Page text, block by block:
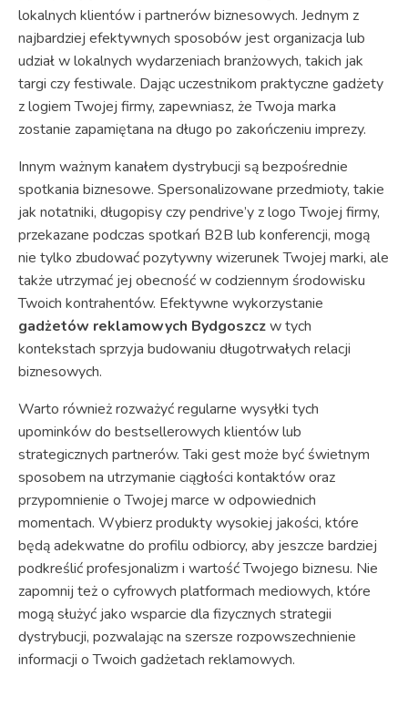
lokalnych klientów i partnerów biznesowych. Jednym z
najbardziej efektywnych sposobów jest organizacja lub
udział w lokalnych wydarzeniach branżowych, takich jak
targi czy festiwale. Dając uczestnikom praktyczne gadżety
z logiem Twojej firmy, zapewniasz, że Twoja marka
zostanie zapamiętana na długo po zakończeniu imprezy.
Innym ważnym kanałem dystrybucji są bezpośrednie
spotkania biznesowe. Spersonalizowane przedmioty, takie
jak notatniki, długopisy czy pendrive’y z logo Twojej firmy,
przekazane podczas spotkań B2B lub konferencji, mogą
nie tylko zbudować pozytywny wizerunek Twojej marki, ale
także utrzymać jej obecność w codziennym środowisku
Twoich kontrahentów. Efektywne wykorzystanie
gadżetów reklamowych Bydgoszczw tych
kontekstach sprzyja budowaniu długotrwałych relacji
biznesowych.
Warto również rozważyć regularne wysyłki tych
upominków do bestsellerowych klientów lub
strategicznych partnerów. Taki gest może być świetnym
sposobem na utrzymanie ciągłości kontaktów oraz
przypomnienie o Twojej marce w odpowiednich
momentach. Wybierz produkty wysokiej jakości, które
będą adekwatne do profilu odbiorcy, aby jeszcze bardziej
podkreślić profesjonalizm i wartość Twojego biznesu. Nie
zapomnij też o cyfrowych platformach mediowych, które
mogą służyć jako wsparcie dla fizycznych strategii
dystrybucji, pozwalając na szersze rozpowszechnienie
informacji o Twoich gadżetach reklamowych.